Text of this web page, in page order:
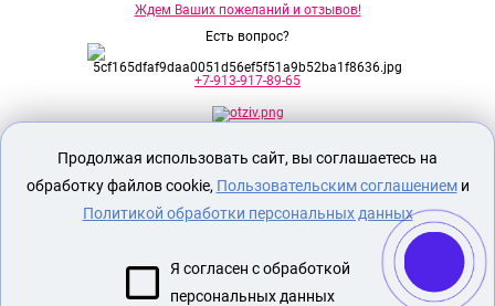
Ждем Ваших пожеланий и отзывов!
Есть вопрос?
+7-913-917-89-65
Секс шоп Доктор Любви предназначен
исключительно для лиц старше 18 лет!
Вся продукция имеет знак EAC
Продолжая использовать сайт, вы соглашаетесь на
обработку файлов cookie, Пользовательским соглашениеми
Политикой обработки персональных данных
Я согласен с обработкой
персональных данных